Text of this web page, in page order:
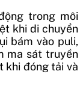
trong môi
khi di chuyển
bám vào puli,
ma sát truyền
khi đóng tải và